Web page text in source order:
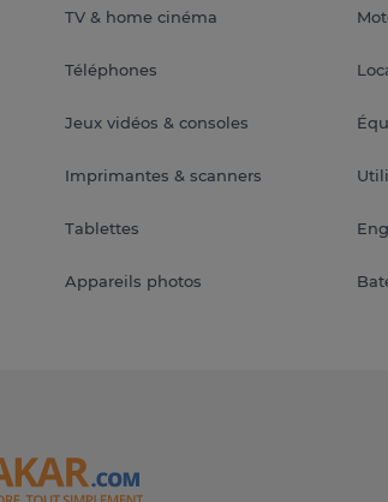
TV & home cinéma
Téléphones
Jeux vidéos & consoles
Imprimantes & scanners
Tablettes
Appareils photos